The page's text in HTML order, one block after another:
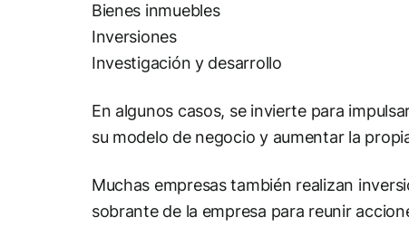
Bienes inmuebles
Inversiones
Investigación y desarrollo
En algunos casos, se invierte para
su modelo de negocio y aumentar la
Muchas empresas también realizan
sobrante de la empresa para reunir